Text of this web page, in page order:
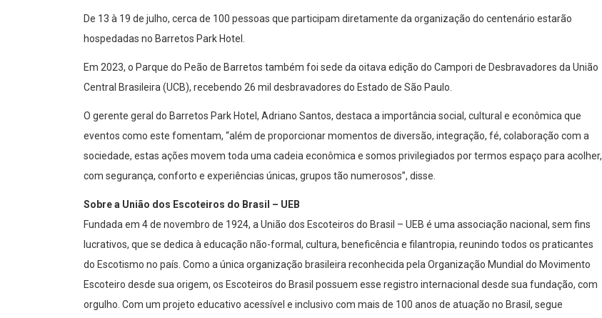
De 13 à 19 de julho, cerca de 100 pessoas que participam diretamente da organização do centenário estarão
hospedadas no Barretos Park Hotel.
Em 2023, o Parque do Peão de Barretos também foi sede da oitava edição do Campori de Desbravadores da União
Central Brasileira (UCB), recebendo 26 mil desbravadores do Estado de São Paulo.
O gerente geral do Barretos Park Hotel, Adriano Santos, destaca a importância social, cultural e econômica que
eventos como este fomentam, “além de proporcionar momentos de diversão, integração, fé, colaboração com a
sociedade, estas ações movem toda uma cadeia econômica e somos privilegiados por termos espaço para acolher,
com segurança, conforto e experiências únicas, grupos tão numerosos”, disse.
Sobre a União dos Escoteiros do Brasil – UEB
Fundada em 4 de novembro de 1924, a União dos Escoteiros do Brasil – UEB é uma associação nacional, sem fins
lucrativos, que se dedica à educação não-formal, cultura, beneficência e filantropia, reunindo todos os praticantes
do Escotismo no país. Como a única organização brasileira reconhecida pela Organização Mundial do Movimento
Escoteiro desde sua origem, os Escoteiros do Brasil possuem esse registro internacional desde sua fundação, com
orgulho. Com um projeto educativo acessível e inclusivo com mais de 100 anos de atuação no Brasil, segue